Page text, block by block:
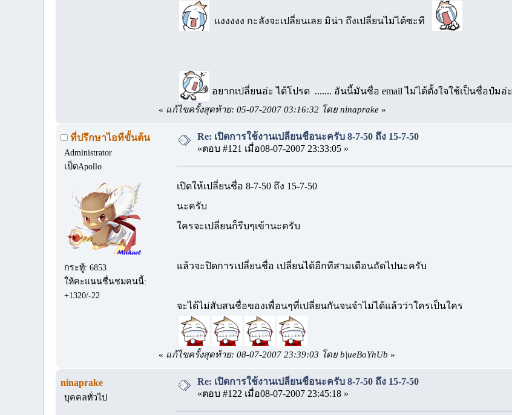
แงงงงง กะลังจะเปลี่ยนเลย มิน่า ถึงเปลี่ยนไม่ได้ซะที
อยากเปลี่ยนอ่ะ ได้โปรด ....... อันนี้มันชื่อ email ไม่ได้ตั้งใจใช้เป็นชื่อป๋มอ่ะ
« แก้ไขครั้งสุดท้าย: 05-07-2007 03:16:32 โดย ninaprake »
ที่ปรึกษาไอทีขั้นต้น
Administrator
เป็ดApollo
กระทู้: 6853
ให้คะแนนชื่นชมคนนี้:
+1320/-22
Re: เปิดการใช้งานเปลี่ยนชื่อนะครับ 8-7-50 ถึง 15-7-50
«ตอบ #121 เมื่อ08-07-2007 23:33:05 »
เปิดให้เปลี่ยนชื่อ 8-7-50 ถึง 15-7-50
นะครับ
ใครจะเปลี่ยนก็รีบๆเข้านะครับ
แล้วจะปิดการเปลี่ยนชื่อ เปลี่ยนได้อีกทีสามเดือนถัดไปนะครับ
จะได้ไม่สับสนชื่อของเพื่อนๆที่เปลี่ยนกันจนจำไม่ได้แล้วว่าใครเป็นใคร
« แก้ไขครั้งสุดท้าย: 08-07-2007 23:39:03 โดย b|ueBoYhUb »
ninaprake
บุคคลทั่วไป
Re: เปิดการใช้งานเปลี่ยนชื่อนะครับ 8-7-50 ถึง 15-7-50
«ตอบ #122 เมื่อ08-07-2007 23:45:18 »